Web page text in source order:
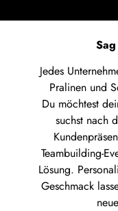
Jedes
Pralinen und
Du möchtest
suchst nach
Teambuilding-
Lösung.
Geschmack